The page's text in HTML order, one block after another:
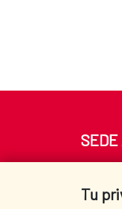
Tu
SEDE
Tel.